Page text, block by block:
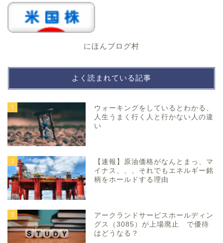
にほんブログ村
よく読まれている記事
1
ウォーキングをしているとわかる、
人生うまく行く人と行かない人の違
い
2
【速報】原油価格がなんとまっ、マ
イナス、、、それでもエネルギー銘
柄をホールドする理由
3
アークランドサービスホールディン
グス（3085）が上場廃止 で優待
はどうなる？